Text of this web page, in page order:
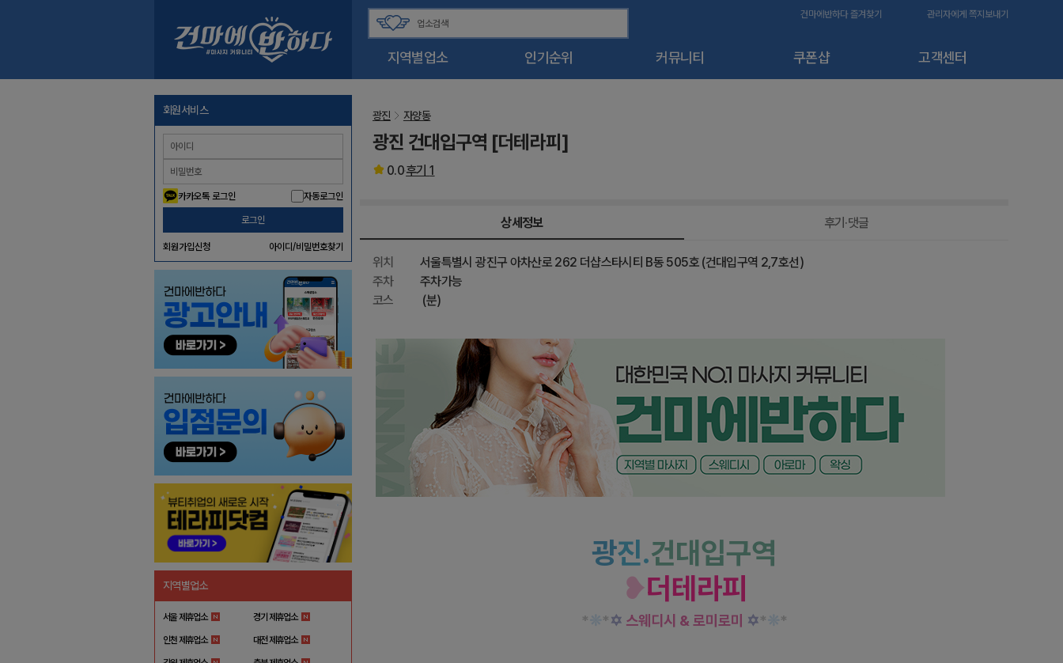
지역별업소 인기순위 커뮤니티 쿠폰샵 고객센터
건마에반하다 즐겨찾기 관리자에게 쪽지보내기
회원서비스
카카오톡 로그인 자동로그인
로그인
회원가입신청 아이디/비밀번호찾기
지역별업소
서울 제휴업소 경기 제휴업소
인천 제휴업소 대전 제휴업소
광진 자양동
광진 건대입구역 [더테라피]
0.0후기1
상세정보 후기·댓글
위치
서울특별시 광진구 아차산로 262 더샵스타시티 B동 505호 (건대입구역 2,7호선)
주차
주차가능
코스
(분)
광진.건대입구역
❥더테라피
* *✡ 스웨디시 & 로미로미 ✡* *